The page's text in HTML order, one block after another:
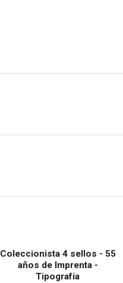
Coleccionista 4 sellos - 55
años de Imprenta -
Tipografía